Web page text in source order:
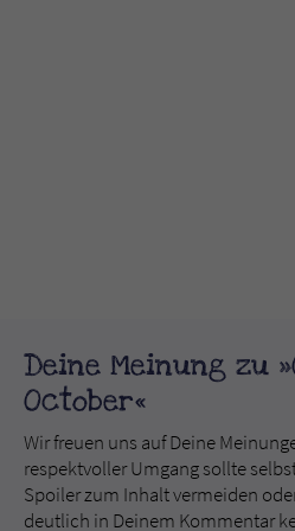
Deine Meinung zu
October«
Wir freuen uns auf Deine
respektvoller Umgang sollte
Spoiler zum Inhalt vermeiden
deutlich in Deinem Kommentar